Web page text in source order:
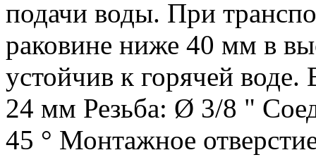
подачи воды. При
раковине ниже 40 мм в
устойчив к горячей
24 мм Резьба: Ø 3/8 "
45 ° Монтажное